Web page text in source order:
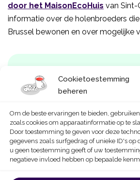
Cookietoestemming
beheren
Om de beste ervaringen te bieden,
zoals cookies om apparaatinformatie op te
Door toestemming te geven voor deze
gegevens zoals surfgedrag of unieke ID's op
u geen toestemming geeft of uw
negatieve invloed hebben op bepaalde
door het MaisonEcoHuis van Sint-
informatie over de holenbroeders
Brussel bewonen en over mogelijke
Homegrade: hoe
helpen?
Homegrade helpt u bij het
van de stedenbouwkundige